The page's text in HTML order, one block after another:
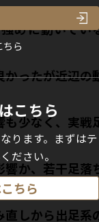
ら
こちら
ります。まずはテ
ださい。
ちら
に動いてい
ったが近辺の
少なく、実戦
か、若干足落
しから出足系